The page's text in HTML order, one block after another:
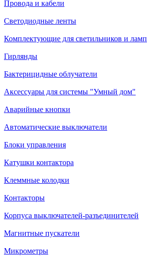
Провода и кабели
Светодиодные ленты
Комплектующие для светильников и ламп
Гирлянды
Бактерицидные облучатели
Аксессуары для системы "Умный дом"
Аварийные кнопки
Автоматические выключатели
Блоки управления
Катушки контактора
Клеммные колодки
Контакторы
Корпуса выключателей-разъединителей
Магнитные пускатели
Микрометры